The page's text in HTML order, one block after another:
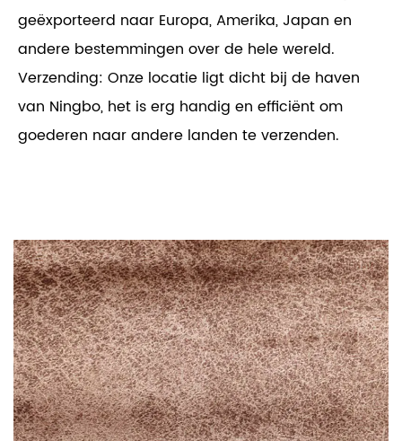
geëxporteerd naar Europa, Amerika, Japan en
andere bestemmingen over de hele wereld.
Verzending: Onze locatie ligt dicht bij de haven
van Ningbo, het is erg handig en efficiënt om
goederen naar andere landen te verzenden.